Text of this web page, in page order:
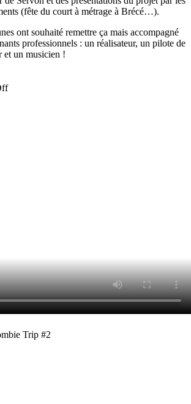
(fête du court à métrage à Brécé…).
ont souhaité remettre ça mais accompagné
professionnels : un réalisateur, un pilote de
et un musicien !
Trip #2